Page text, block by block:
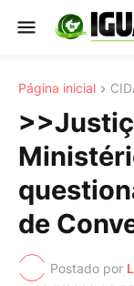
Página inicial
de
Postado por